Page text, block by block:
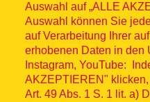
Auswahl auf „ALLE
Auswahl können Sie
auf Verarbeitung Ihrer
erhobenen Daten in den
Instagram, YouTube:
AKZEPTIEREN"
Art. 49 Abs. 1 S. 1 lit. a)
© ASB 2026
Fußzeilenmenü
Impressum
Datenschutz